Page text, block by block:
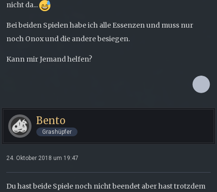
nicht da...
Bei beiden Spielen habe ich alle Essenzen und muss nur
noch Onox und die andere besiegen.
Kann mir Jemand helfen?
Bento
Grashüpfer
24. Oktober 2018 um 19:47
Du hast beide Spiele noch nicht beendet aber hast trotzdem